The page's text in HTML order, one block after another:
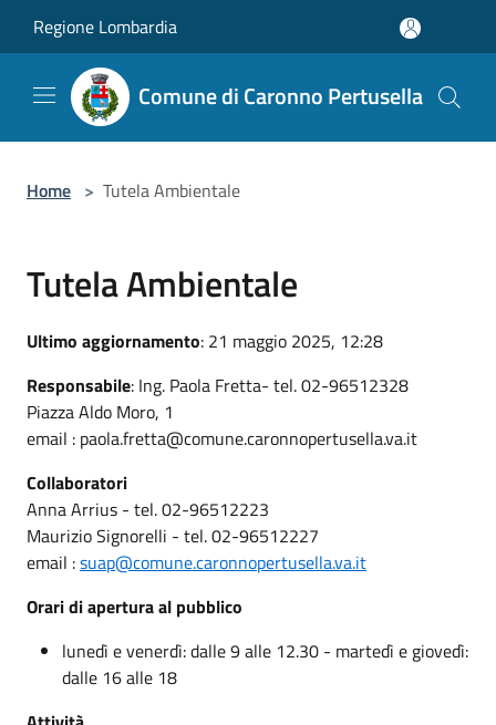
Regione Lombardia
Comune di Caronno Pertusella
Home > Tutela Ambientale
Tutela Ambientale
Ultimo aggiornamento: 21 maggio 2025, 12:28
Responsabile: Ing. Paola Fretta- tel. 02-96512328
Piazza Aldo Moro, 1
email : paola.fretta@comune.caronnopertusella.va.it
Collaboratori
Anna Arrius - tel. 02-96512223
Maurizio Signorelli - tel. 02-96512227
email :suap@comune.caronnopertusella.va.it
Orari di apertura al pubblico
lunedì e venerdì: dalle 9 alle 12.30 - martedì e giovedì:
dalle 16 alle 18